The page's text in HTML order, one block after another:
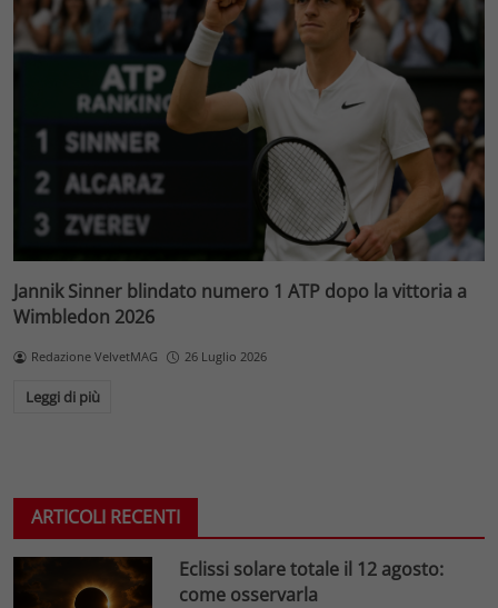
Jannik Sinner blindato numero 1 ATP dopo la vittoria a
Wimbledon 2026
Redazione VelvetMAG 26 Luglio 2026
Leggi di più
ARTICOLI RECENTI
Eclissi solare totale il 12 agosto:
come osservarla